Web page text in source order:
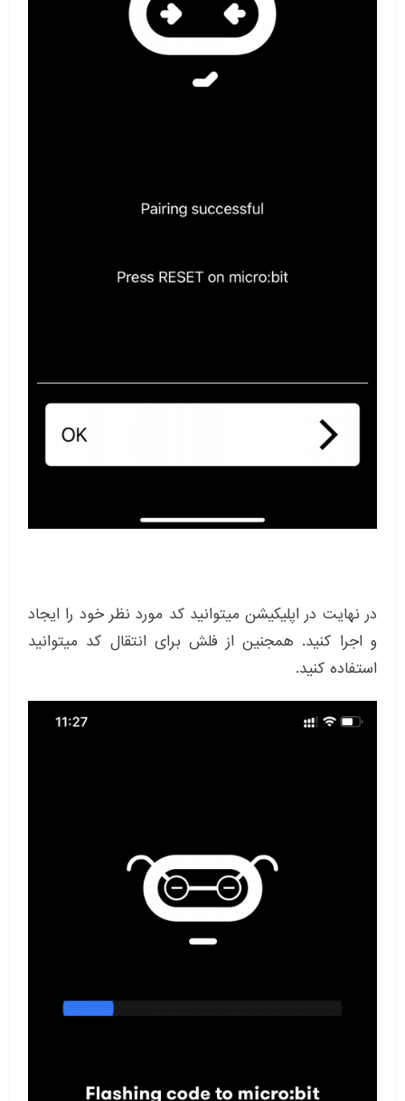
در نهایت در اپلیکیشن میتوانید کد مورد نظر خود را ایجاد
و اجرا کنید. همجنین از فلش برای انتقال کد میتوانید
استفاده کنید.